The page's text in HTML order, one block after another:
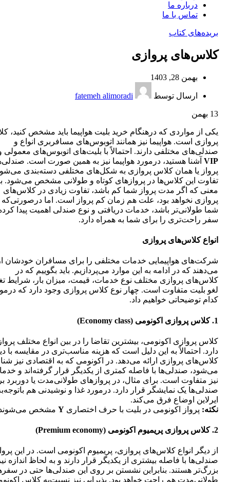
درباره‌ ما
تماس با ما
بریده‌های کتاب
کلاس‌های پروازی
بهمن 28, 1403
ارسال توسط fatemeh alimoradi
13 بهمن
یکی از مواردی که درهنگام خرید بلیت هواپیما باید مشخص کنید،
پروازی است. هواپیما نیز همانند اتوبوس‌های مسافربری انواع و
صندلی‌های مختلفی دارند. احتمالاً با بلیت‌های اتوبوس‌های معمولی
VIP آشنا هستید، درمورد هواپیما نیز به همین صورت است.
پرواز یا همان کلاس پروازی به شکل‌های مختلفی دسته‌بندی
تفاوت این کلاس‌ها در پروازهای کوتاه و طولانی مشخص می‌شود.
معنی که اگر مدت پرواز شما کم باشد، تفاوت زیادی در کلاس‌های
پروازی نخواهد بود، علت هم زمان کم پرواز است. اما درصورتی‌که
شما طولانی‌تر باشد، خدمات دریافتی و نوع صندلی اهمیت پیدا
سفر راحت‌تری را برای شما به همراه دارد.
انواع کلاس‌های پروازی
شرکت‌های هواپیمایی خدمات مختلفی را برای مسافران خودشان
می‌دهند که در ادامه به این موارد می‌پردازیم. باید بگوییم که در
کلاس‌های پروازی مختلف نوع خدمات، قیمت، میزان بار، شرایط
لغو بلیت متفاوت است. چهار نوع کلاس پروازی وجود دارد که
کدام توضیحاتی خواهیم داد.
1. کلاس پروازی اکونومی (Economy class)
کلاس پروازی اکونومی، بیشترین تقاضا را در بین انواع مختلف
دارد. احتمالاً به این دلیل است که هزینه مناسب‌تری در مقایسه با
کلاس‌های پروازی ارائه می‌دهد. در اکونومی که به اقتصادی نیز
می‌شود، صندلی‌ها با فاصله کمتری از یکدیگر قرار گرفته‌اند و
نیز متفاوت است. برای مثال، در پرواز‌های طولانی‌مدت یا دوربرد
صندلی‌ها یک نمایشگر قرار دارد. درمورد غذا و نوشیدنی هم
ایرلاین اوضاع فرق می‌کند.
نکته: پرواز اکونومی در بلیت با حرف اختصاری Y مشخص
2. کلاس پروازی پریمیوم اکونومی (Premium economy)
از دیگر انواع کلاس‌های پروازی، پریمیوم اکونومی است. در این
صندلی‌ها با فاصله بیشتری از یکدیگر قرار دارند و به لحاظ اندازه
بزرگ‌تر هستند. بنابراین نشستن بر روی این صندلی‌ها حتی در
طولانی‌مدت هم راحت خواهد بود. پذیرایی نیز نسبت‌به کلاس